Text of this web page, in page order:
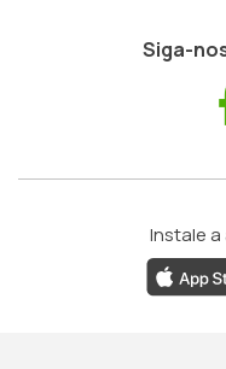
Siga-
Instale